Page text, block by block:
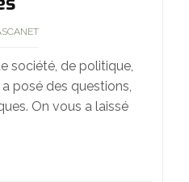
société, de politique,
posé des questions,
On vous a laissé